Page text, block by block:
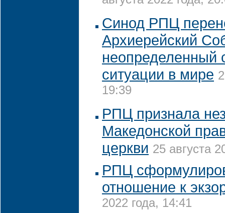
Синод РПЦ
Архиерейский
неопределенный
ситуации в мире
19:39
РПЦ признала
Македонской
церкви 25 августа
РПЦ
отношение к
2022 года, 14:41